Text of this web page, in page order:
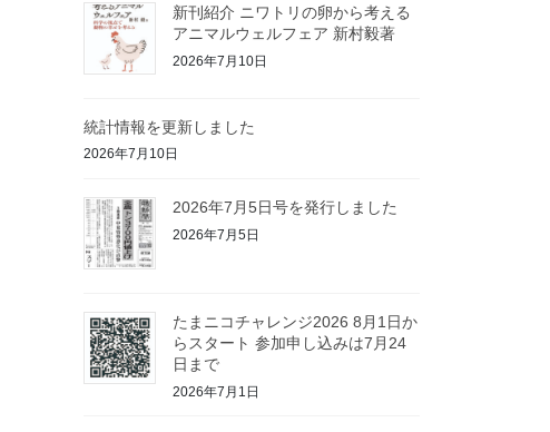
新刊紹介 ニワトリの卵から考える
アニマルウェルフェア 新村毅著
2026年7月10日
統計情報を更新しました
2026年7月10日
2026年7月5日号を発行しました
2026年7月5日
たまニコチャレンジ2026 8月1日か
らスタート 参加申し込みは7月24
日まで
2026年7月1日